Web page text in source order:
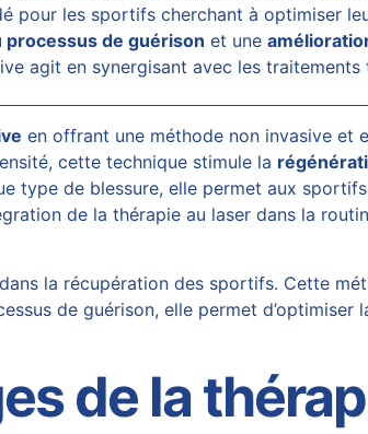
pour les sportifs cherchant à optimiser
processus de guérison et une
agit en synergisant avec les
en offrant une méthode non invasive et
cette technique stimule la
type de blessure, elle permet aux
de la thérapie au laser dans la
la récupération des sportifs. Cette
de guérison, elle permet
de la